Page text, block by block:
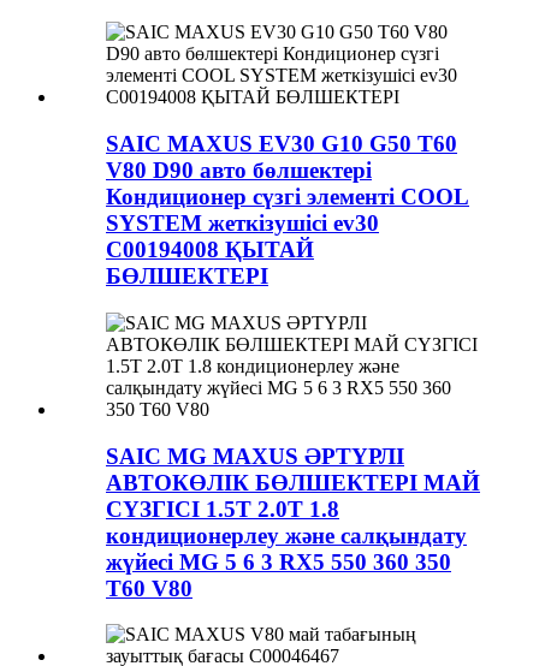
SAIC MAXUS EV30 G10 G50 T60
V80 D90 авто бөлшектері
Кондиционер сүзгі элементі COOL
SYSTEM жеткізушісі ev30
C00194008 ҚЫТАЙ
БӨЛШЕКТЕРІ
SAIC MG MAXUS ӘРТҮРЛІ
АВТОКӨЛІК БӨЛШЕКТЕРІ МАЙ
СҮЗГІСІ 1.5T 2.0T 1.8
кондиционерлеу және салқындату
жүйесі MG 5 6 3 RX5 550 360 350
T60 V80